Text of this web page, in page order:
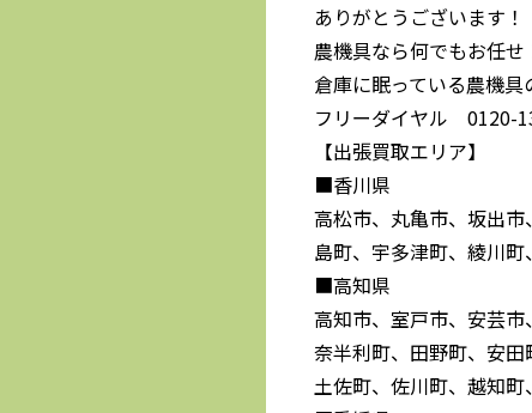
ありがとうございます！
農機具なら何でもお任せ
倉庫に眠っている農機具
フリーダイヤル 0120-
【出張買取エリア】
■香川県
高松市、丸亀市、坂出
島町、宇多津町、綾川
■高知県
高知市、室戸市、安芸
奈半利町、田野町、安
土佐町、佐川町、越知